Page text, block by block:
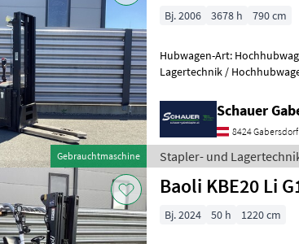
Gebrauchtmaschine
Bj. 2006 3678 h 790 cm
Hubwagen-Art:
Lagertechnik / Hochhubwagen, Tragkraft: 1600kg, Hubhöhe:
Schauer
8424 Gabersdorf
Stapler- und
Baoli KBE20 Li
Bj. 2024 50 h 1220 cm